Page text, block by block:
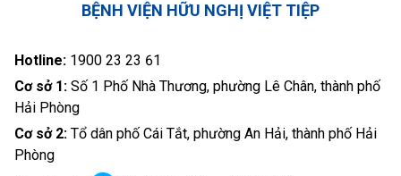
BỆNH VIỆN HỮU NGHỊ VIỆT TIỆP
Hotline: 1900 23 23 61
Cơ sở 1: Số 1 Phố Nhà Thương, phường Lê Chân, thành phố
Hải Phòng
Cơ sở 2: Tổ dân phố Cái Tắt, phường An Hải, thành phố Hải
Phòng